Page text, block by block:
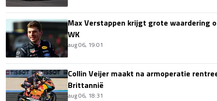
Max Verstappen krijgt grote waardering
WK
aug 06, 19:01
Collin Veijer maakt na armoperatie
Brittannië
aug 06, 18:31